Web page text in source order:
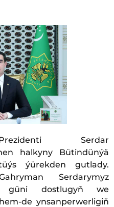
Serdar
halkyny Bütindünýä
ýürekden gutlady.
Serdarymyz
güni dostlugyň we
de ynsanperwerligiň